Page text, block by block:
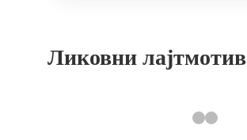
Ликовни лајтмотив